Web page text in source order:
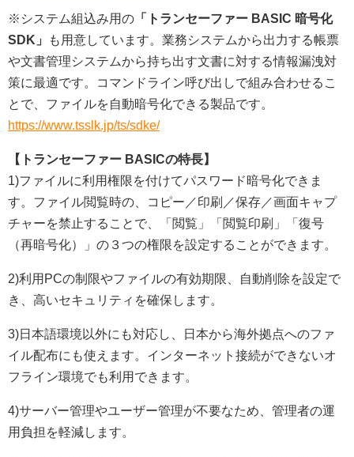
※システム組込み用の 「トランセーファー BASIC 暗号化
SDK」
も用意しています。業務システムから出力する帳票
や文書管理システムから持ち出す文書に対する情報漏洩対
策に最適です。コマンドライン呼び出しで組み合わせるこ
とで、ファイルを自動暗号化できる製品です。
https://www.tsslk.jp/ts/sdke/
【トランセーファー BASICの特長】
1)ファイルに利用権限を付けてパスワード暗号化できま
す。ファイル閲覧時の、コピー／印刷／保存／画面キャプ
チャーを禁止することで、「閲覧」「閲覧印刷」「復号
（再暗号化）」の３つの権限を設定することができます。
2)利用PCの制限やファイルの有効期限、自動削除を設定で
き、高いセキュリティを確保します。
3)日本語環境以外にも対応し、日本から海外拠点へのファ
イル配布にも使えます。インターネット接続ができないオ
フライン環境でも利用できます。
4)サーバー管理やユーザー管理が不要なため、管理者の運
用負担を軽減します。